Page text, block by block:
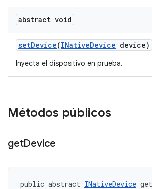
abstract void
setDevice(INativeDevice device)
Inyecta el dispositivo en prueba.
Métodos públicos
getDevice
public abstract INativeDevice